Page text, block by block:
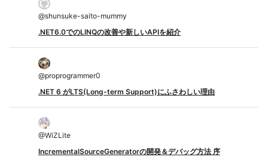
@shunsuke-saito-mummy
.NET6.0でのLINQの改善や新しいAPIを紹介
@proprogrammer0
.NET 6 がLTS(Long-term Support)にふさわしい理由
@WiZLite
IncrementalSourceGeneratorの開発＆デバッグ方法 序